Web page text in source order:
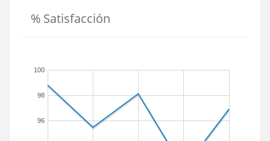
% Satisfacción
96
98
100